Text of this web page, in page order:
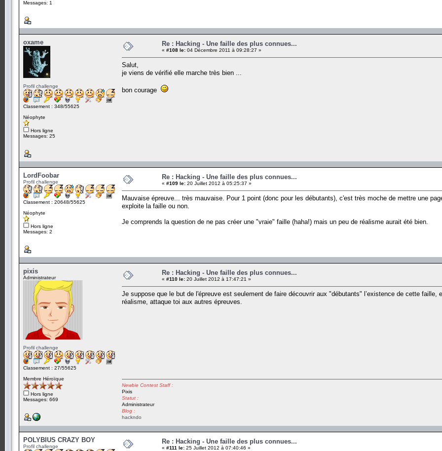
Messages: 1
oxame
Profil challenge
Classement : 348/55625
Néophyte
Hors ligne
Messages: 25
Re : Hacking - Une faille des plus connues...
« #108 le: 04 Décembre 2011 à 09:28:27 »
Salut,
je viens de vérifié elle marche très bien ...
bon courage
LordFoobar
Profil challenge
Classement : 20648/55625
Néophyte
Hors ligne
Messages: 2
Re : Hacking - Une faille des plus connues...
« #109 le: 20 Juillet 2012 à 05:25:37 »
Mauvaise épreuve... très mauvaise. Pour 1 point (donc pour les débutants), c'est très moche de mettre une
exploite la faille ou non.
Je comprends la question de ne pas créer une "vraie" faille (haha!) mais un peu de réalisme aurait été bien.
pixis
Administrateur
Profil challenge
Classement : 27/55625
Membre Héroïque
Hors ligne
Messages: 669
Re : Hacking - Une faille des plus connues...
« #110 le: 20 Juillet 2012 à 17:47:21 »
Je suppose que le but de l'épreuve est seulement de faire découvrir aux "débutants" l’existence de cette
réalisme, attaque toi aux autres épreuves.
Newbie Contest Staff :
Pixis
Statut :
Administrateur
Blog :
hackndo
POLYBIUS CRAZY BOY
Profil challenge
Re : Hacking - Une faille des plus connues...
« #111 le: 25 Juillet 2012 à 07:40:46 »